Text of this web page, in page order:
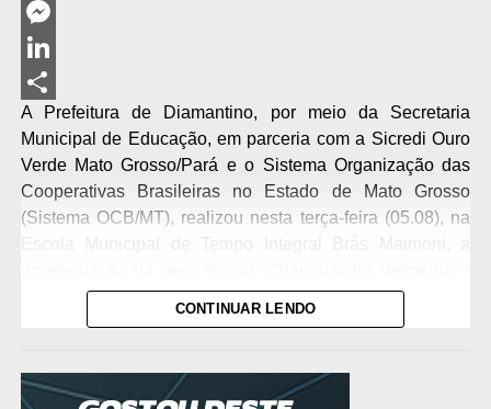
Twitter
Messenger
LinkedIn
Share
A Prefeitura de Diamantino, por meio da Secretaria
Municipal de Educação, em parceria com a Sicredi Ouro
Verde Mato Grosso/Pará e o Sistema Organização das
Cooperativas Brasileiras no Estado de Mato Grosso
(Sistema OCB/MT), realizou nesta terça-feira (05.08), na
Cooperar para Crescer”, em alusão ao Dia Nacional de
Cooperar (Dia C).
O Dia Nacional de Cooperar (Dia C) é um movimento
nacional que promove ações de educação, cultura,
CONTINUAR LENDO